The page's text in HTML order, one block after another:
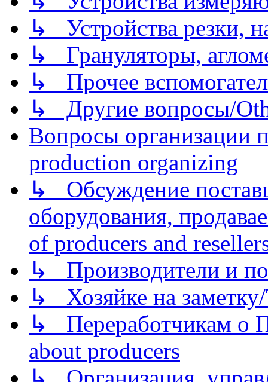
↳ Устройства резки,
↳ Грануляторы,
↳ Прочее
↳ Другие вопросы/
Вопросы организации
production organizing
↳ Обсуждение
оборудования,
of producers and
↳ Производители и
↳ Хозяйке на
↳ Переработчикам о
about producers